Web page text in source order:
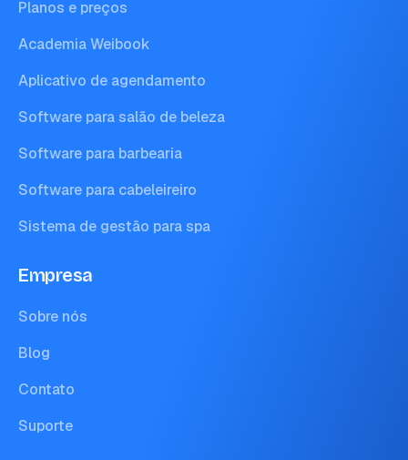
Planos e preços
Academia Weibook
Aplicativo de agendamento
Software para salão de beleza
Software para barbearia
Software para cabeleireiro
Sistema de gestão para spa
Empresa
Sobre nós
Blog
Contato
Suporte